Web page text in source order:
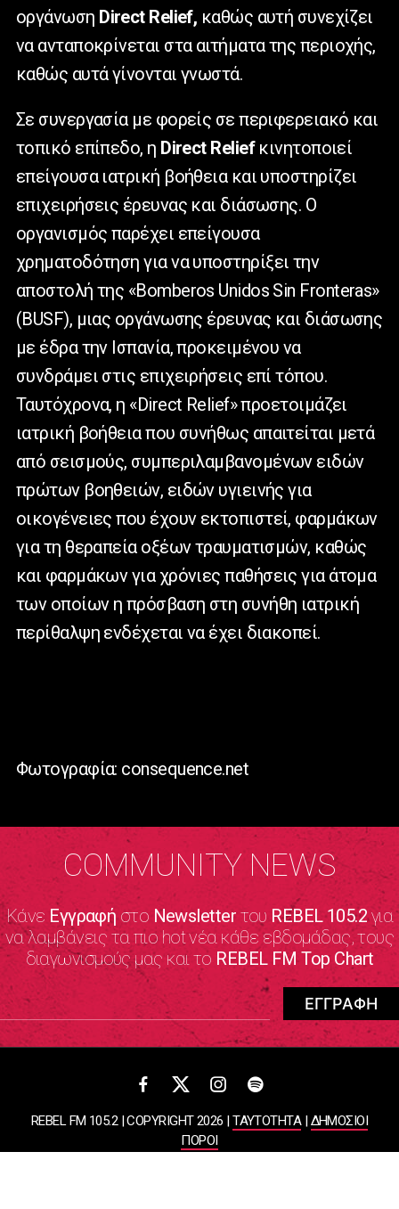
οργάνωση Direct Relief, καθώς αυτή συνεχίζει
να ανταποκρίνεται στα αιτήματα της περιοχής,
καθώς αυτά γίνονται γνωστά.
Σε συνεργασία με φορείς σε περιφερειακό και
τοπικό επίπεδο, η Direct Reliefκινητοποιεί
επείγουσα ιατρική βοήθεια και υποστηρίζει
επιχειρήσεις έρευνας και διάσωσης. Ο
οργανισμός παρέχει επείγουσα
χρηματοδότηση για να υποστηρίξει την
αποστολή της «Bomberos Unidos Sin Fronteras»
(BUSF), μιας οργάνωσης έρευνας και διάσωσης
με έδρα την Ισπανία, προκειμένου να
συνδράμει στις επιχειρήσεις επί τόπου.
Ταυτόχρονα, η «Direct Relief» προετοιμάζει
ιατρική βοήθεια που συνήθως απαιτείται μετά
από σεισμούς, συμπεριλαμβανομένων ειδών
πρώτων βοηθειών, ειδών υγιεινής για
οικογένειες που έχουν εκτοπιστεί, φαρμάκων
για τη θεραπεία οξέων τραυματισμών, καθώς
και φαρμάκων για χρόνιες παθήσεις για άτομα
των οποίων η πρόσβαση στη συνήθη ιατρική
περίθαλψη ενδέχεται να έχει διακοπεί.
Φωτογραφία: consequence.net
COMMUNITY NEWS
Κάνε Εγγραφήστο NewsletterτουREBEL 105.2για
να λαμβάνεις τα πιο hot νέα κάθε εβδομάδας, τους
διαγωνισμούς μας και το REBEL FM Top Chart
REBEL FM 105.2 | COPYRIGHT 2026 |ΤΑΥΤΟΤΗΤΑ|ΔΗΜΟΣΙΟΙ
ΠΟΡΟΙ